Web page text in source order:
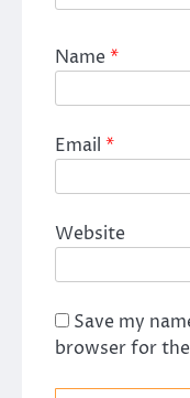
Name*
Email *
Website
Save my
browser for